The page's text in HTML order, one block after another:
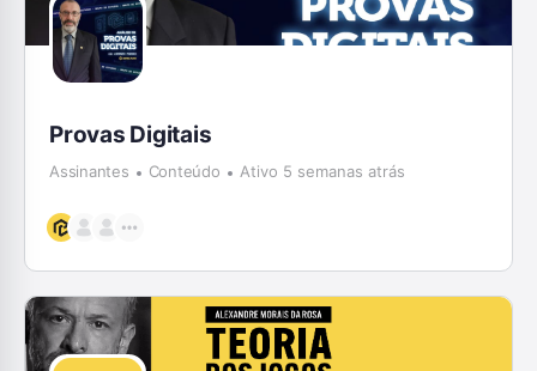
Provas Digitais
Assinantes Conteúdo Ativo 5 semanas atrás